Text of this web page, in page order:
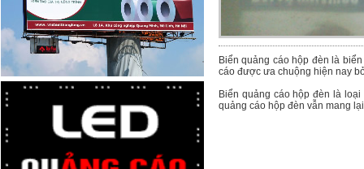
Biển quảng cáo hộp đèn là
cáo được ưa chuộng hiện nay
Biển quảng cáo hộp đèn là
quảng cáo hộp đèn vẫn mang